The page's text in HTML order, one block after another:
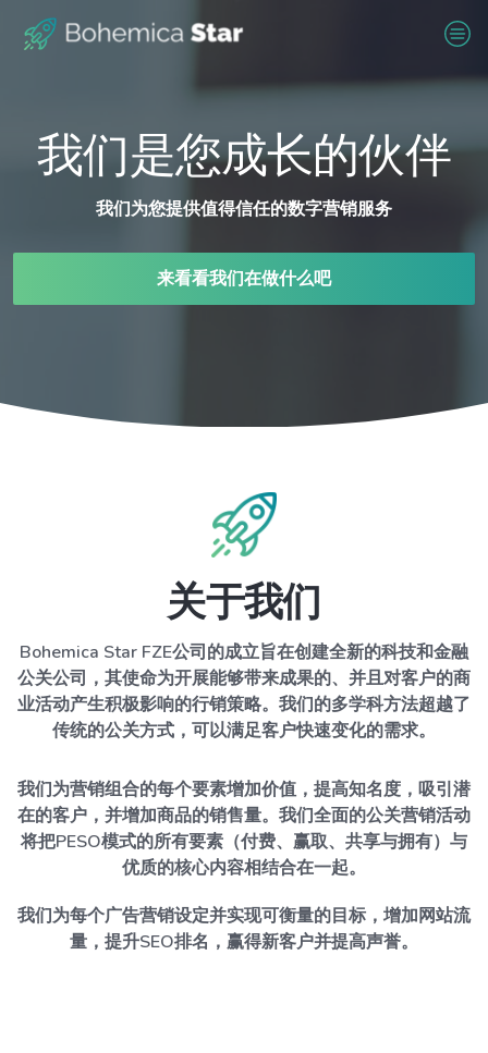
我们是您成长的伙伴
我们为您提供值得信任的数字营销服务
来看看我们在做什么吧
关于我们
Bohemica Star FZE公司的成立旨在创建全新的科技和金融
公关公司，其使命为开展能够带来成果的、并且对客户的商
业活动产生积极影响的行销策略。我们的多学科方法超越了
传统的公关方式，可以满足客户快速变化的需求。
我们为营销组合的每个要素增加价值，提高知名度，吸引潜
在的客户，并增加商品的销售量。我们全面的公关营销活动
将把PESO模式的所有要素（付费、赢取、共享与拥有）与
优质的核心内容相结合在一起。
我们为每个广告营销设定并实现可衡量的目标，增加网站流
量，提升SEO排名，赢得新客户并提高声誉。